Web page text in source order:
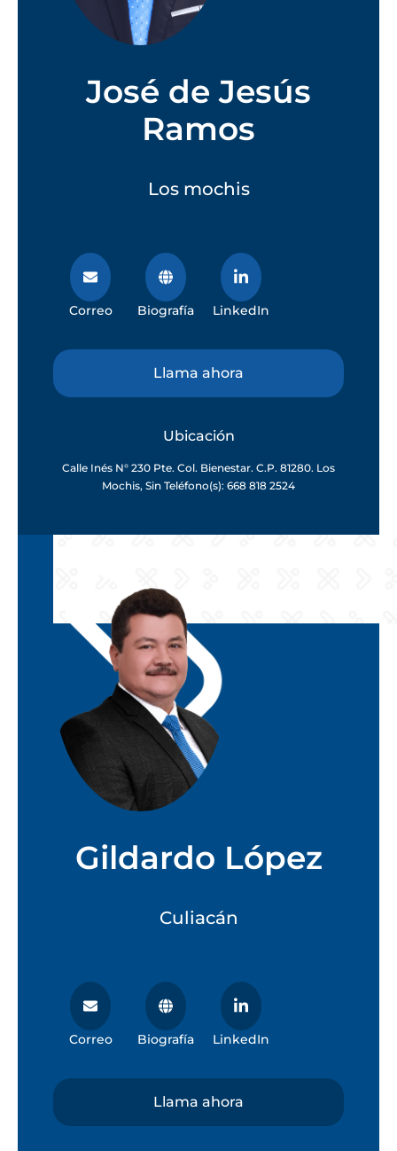
José de Jesús
Ramos
Los mochis
Correo Biografía LinkedIn
Llama ahora
Ubicación
Calle Inés N° 230 Pte. Col. Bienestar. C.P. 81280. Los
Mochis, Sin Teléfono(s): 668 818 2524
Gildardo López
Culiacán
Correo Biografía LinkedIn
Llama ahora